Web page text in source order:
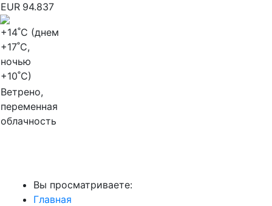
EUR 94.837
+14˚C (днем
+17˚C,
ночью
+10˚C)
Ветрено,
переменная
облачность
Вы просматриваете:
Главная